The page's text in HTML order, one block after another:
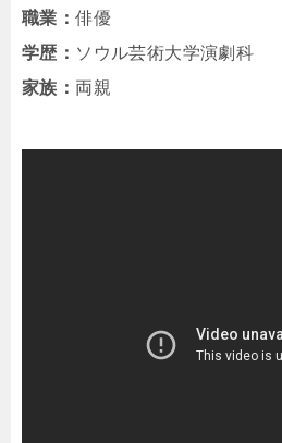
職業：俳優
学歴： ソウル芸術大学演劇科
家族： 両親